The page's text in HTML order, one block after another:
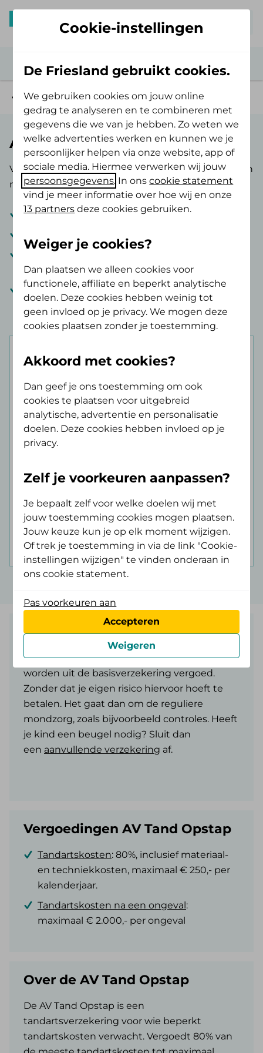
Tandartsverzekering
AV Tand Opstap
Voordelig aanvullend verzekerd van goede tand- en
mondzorg met de AV Tand Opstap.
Maximaal€ 250,-per kalenderjaar
Tandartskosten na een ongeval: maximaal
2.000,- per ongeval
Techniek en materiaalkosten: 80%
vergoeding
AV Tand Opstap
€ 13,75 p/mnd
Binnen 3 minuten je verzekering afsluiten.
Bereken je premie
Kinderen tot 18 jaar
De meeste tandartskosten voor kinderen
worden uit de basisverzekering vergoed.
Zonder dat je eigen risico hiervoor hoeft te
betalen. Het gaat dan om de reguliere
mondzorg, zoals bijvoorbeeld controles. Heeft
je kind een beugel nodig? Sluit dan
een aanvullende verzekering af.
Vergoedingen AV Tand Opstap
Tandartskosten: 80%, inclusief materiaal-
en techniekkosten, maximaal € 250,- per
kalenderjaar.
Tandartskosten na een ongeval :
maximaal € 2.000,- per ongeval
Over de AV Tand Opstap
De AV Tand Opstap is een
tandartsverzekering voor wie beperkt
tandartskosten verwacht. Vergoedt 80% van
Cookie-instellingen
De Friesland gebruikt cookies.
We gebruiken cookies om jouw online
gedrag te analyseren en te combineren met
gegevens die we van je hebben. Zo weten we
welke advertenties werken en kunnen we je
persoonlijker helpen via onze website, app of
sociale media. Hiermee verwerken wij jouw
persoonsgegevens. In onscookie statement
vind je meer informatie over hoe wij en onze
13 partners deze cookies gebruiken.
Weiger je cookies?
Dan plaatsen we alleen cookies voor
functionele, affiliate en beperkt analytische
doelen. Deze cookies hebben weinig tot
geen invloed op je privacy. We mogen deze
cookies plaatsen zonder je toestemming.
Akkoord met cookies?
Dan geef je ons toestemming om ook
cookies te plaatsen voor uitgebreid
analytische, advertentie en personalisatie
doelen. Deze cookies hebben invloed op je
privacy.
Zelf je voorkeuren aanpassen?
Je bepaalt zelf voor welke doelen wij met
jouw toestemming cookies mogen plaatsen.
Jouw keuze kun je op elk moment wijzigen.
Of trek je toestemming in via de link "Cookie-
instellingen wijzigen" te vinden onderaan in
ons cookie statement.
Pas voorkeuren aan
Accepteren
Weigeren